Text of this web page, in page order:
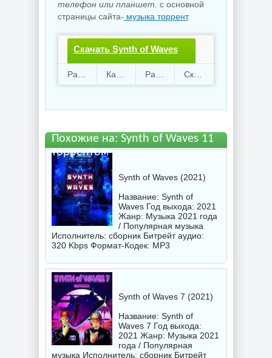
телефон или планшет. с основной
страницы сайта- музыка торрент.
Скачать Synth of Waves
11.torrent файл
82 71 390.94 Mb
Похожие на: Synth of Waves 11
торрентом
Synth of Waves (2021)
Название: Synth of
Waves Год выхода: 2021
Жанр: Музыка 2021 года
/ Популярная музыка
Исполнитель: сборник Битрейт аудио:
320 Kbps Формат-Кодек: MP3
Synth of Waves 7 (2021)
Название: Synth of
Waves 7 Год выхода:
2021 Жанр: Музыка 2021
года / Популярная
музыка Исполнитель: сборник Битрейт